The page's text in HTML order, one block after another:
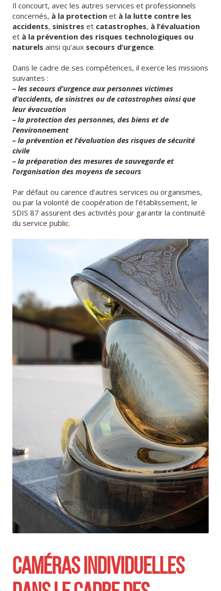
Il concourt, avec les autres services et professionnels
concernés, à la protection et à la lutte contre les
accidents, sinistres et catastrophes, à l’évaluation
et à la prévention des risques technologiques ou
naturels ainsi qu’aux secours d’urgence.
Dans le cadre de ses compétences, il exerce les missions
suivantes :
– les secours d’urgence aux personnes victimes
d’accidents, de sinistres ou de catastrophes ainsi que
leur évacuation
– la protection des personnes, des biens et de
l’environnement
– la prévention et l’évaluation des risques de sécurité
civile
– la préparation des mesures de sauvegarde et
l’organisation des moyens de secours
Par défaut ou carence d’autres services ou organismes,
ou par la volonté de coopération de l’établissement, le
SDIS 87 assurent des activités pour garantir la continuité
du service public.
CAMÉRAS INDIVIDUELLES